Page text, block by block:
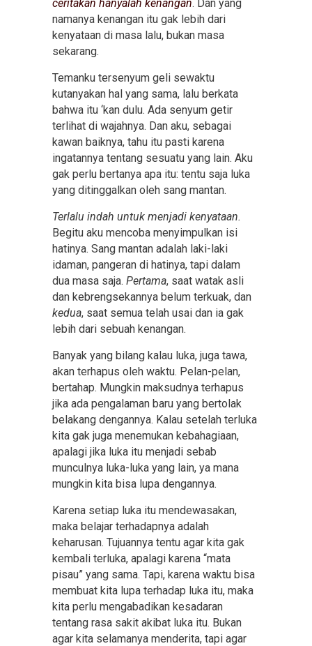
ceritakan hanyalah kenangan. Dan yang
namanya kenangan itu gak lebih dari
kenyataan di masa lalu, bukan masa
sekarang.
Temanku tersenyum geli sewaktu
kutanyakan hal yang sama, lalu berkata
bahwa itu ‘kan dulu. Ada senyum getir
terlihat di wajahnya. Dan aku, sebagai
kawan baiknya, tahu itu pasti karena
ingatannya tentang sesuatu yang lain. Aku
gak perlu bertanya apa itu: tentu saja luka
yang ditinggalkan oleh sang mantan.
Terlalu indah untuk menjadi kenyataan.
Begitu aku mencoba menyimpulkan isi
hatinya. Sang mantan adalah laki-laki
idaman, pangeran di hatinya, tapi dalam
dua masa saja. Pertama, saat watak asli
dan kebrengsekannya belum terkuak, dan
kedua, saat semua telah usai dan ia gak
lebih dari sebuah kenangan.
Banyak yang bilang kalau luka, juga tawa,
akan terhapus oleh waktu. Pelan-pelan,
bertahap. Mungkin maksudnya terhapus
jika ada pengalaman baru yang bertolak
belakang dengannya. Kalau setelah terluka
kita gak juga menemukan kebahagiaan,
apalagi jika luka itu menjadi sebab
munculnya luka-luka yang lain, ya mana
mungkin kita bisa lupa dengannya.
Karena setiap luka itu mendewasakan,
maka belajar terhadapnya adalah
keharusan. Tujuannya tentu agar kita gak
kembali terluka, apalagi karena “mata
pisau” yang sama. Tapi, karena waktu bisa
membuat kita lupa terhadap luka itu, maka
kita perlu mengabadikan kesadaran
tentang rasa sakit akibat luka itu. Bukan
agar kita selamanya menderita, tapi agar